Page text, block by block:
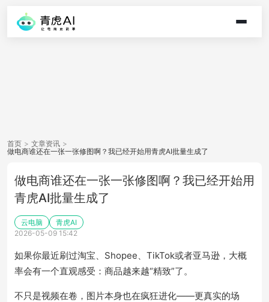
首页 > 文章资讯 >
做电商谁还在一张一张修图啊？我已经开始用青虎AI批量生成了
做电商谁还在一张一张修图啊？我已经开始用
青虎AI批量生成了
云电脑
青虎AI
2026-05-09 15:42
如果你最近刷过淘宝、Shopee、TikTok或者亚马逊，大概
率会有一个直观感受：商品越来越“精致”了。
不只是视频在卷，图片本身也在疯狂进化——更真实的场